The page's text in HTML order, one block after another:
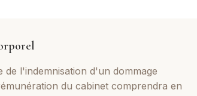
de l'indemnisation d'un dommage
du cabinet comprendra en